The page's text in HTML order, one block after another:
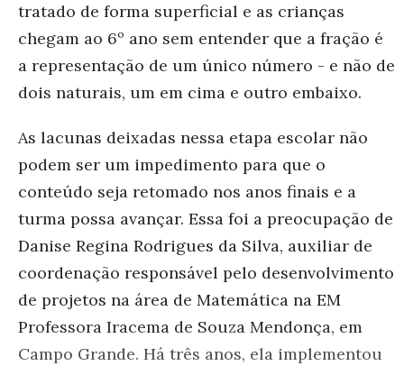
tratado de forma superficial e as crianças
chegam ao 6º ano sem entender que a fração é
a representação de um único número - e não de
dois naturais, um em cima e outro embaixo.
As lacunas deixadas nessa etapa escolar não
podem ser um impedimento para que o
conteúdo seja retomado nos anos finais e a
turma possa avançar. Essa foi a preocupação de
Danise Regina Rodrigues da Silva, auxiliar de
coordenação responsável pelo desenvolvimento
de projetos na área de Matemática na EM
Professora Iracema de Souza Mendonça, em
Campo Grande. Há três anos, ela implementou